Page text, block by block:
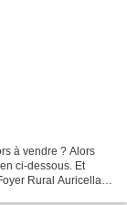
à vendre ? Alors
ci-dessous. Et
Rural Auricella